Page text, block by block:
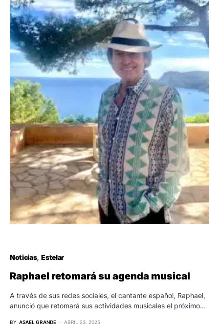
Noticias Estelar
Raphael retomará su agenda musical
A través de sus redes sociales, el cantante español, Raphael,
anunció que retomará sus actividades musicales el próximo…
BY ASAEL GRANDE ABRIL 23, 2025